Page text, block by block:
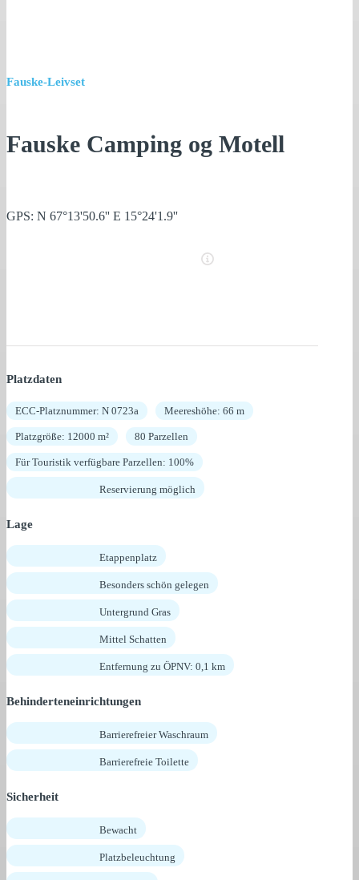
Fauske-Leivset
Fauske Camping og Motell
GPS: N 67°13'50.6'' E 15°24'1.9''
Platzdaten
ECC-Platznummer: N 0723a Meereshöhe: 66 m
Platzgröße: 12000 m² 80 Parzellen
Für Touristik verfügbare Parzellen: 100%
Reservierung möglich
Lage
Etappenplatz
Besonders schön gelegen
Untergrund Gras
Mittel Schatten
Entfernung zu ÖPNV: 0,1 km
Behinderteneinrichtungen
Barrierefreier Waschraum
Barrierefreie Toilette
Sicherheit
Bewacht
Platzbeleuchtung